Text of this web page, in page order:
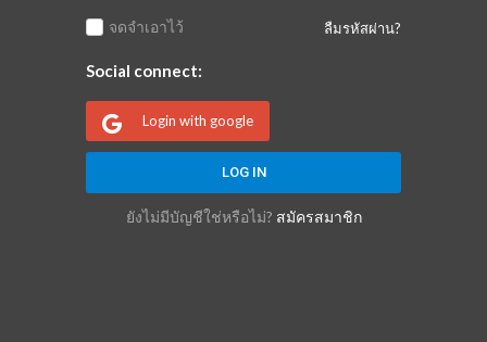
ลืมรหัสผ่าน?
จดจำเอาไว้
Social connect:
Login with google
ยังไม่มีบัญชีใช่หรือไม่? สมัครสมาชิก